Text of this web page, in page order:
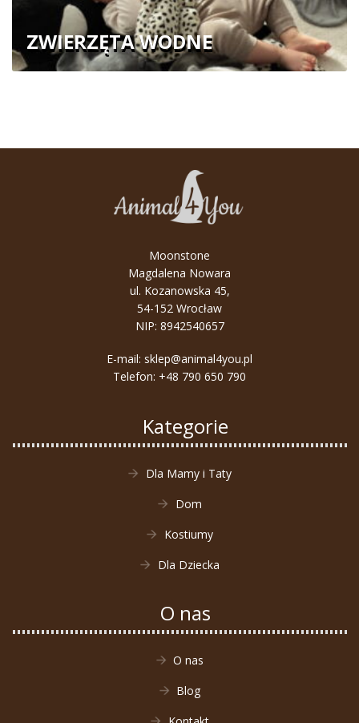
ZWIERZĘTA WODNE
Moonstone
Magdalena Nowara
ul. Kozanowska 45,
54-152 Wrocław
NIP: 8942540657
E-mail: sklep@animal4you.pl
Telefon: +48 790 650 790
Kategorie
Dla Mamy i Taty
Dom
Kostiumy
Dla Dziecka
O nas
O nas
Blog